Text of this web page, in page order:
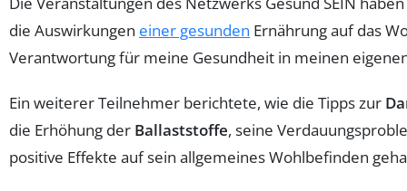
die Auswirkungen einer gesunden Ernährung auf das
Verantwortung für meine Gesundheit in meinen
Ein weiterer Teilnehmer berichtete, wie die Tipps zur
die Erhöhung der Ballaststoffe, seine
positive Effekte auf sein allgemeines Wohlbefinden